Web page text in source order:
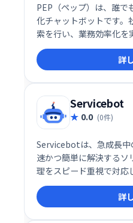
PEP（ペップ）は、誰で
化チャットボットです。
索を行い、業務効率化を
要で、手軽に導入可能
や、社員の負担軽減に貢
詳
Servicebot
0.0 (0件)
Servicebotは、急成長中
速かつ簡単に解決するソ
理をスピード重視で対応
します。
詳